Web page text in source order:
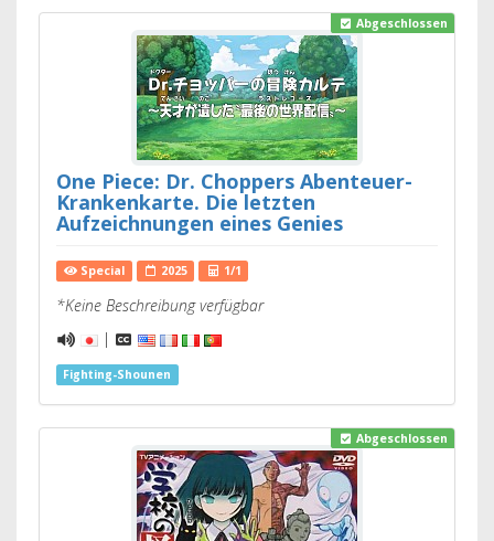
Abgeschlossen
One Piece: Dr. Choppers Abenteuer-
Krankenkarte. Die letzten
Aufzeichnungen eines Genies
Special 2025 1/1
*Keine Beschreibung verfügbar
|
Fighting-Shounen
Abgeschlossen